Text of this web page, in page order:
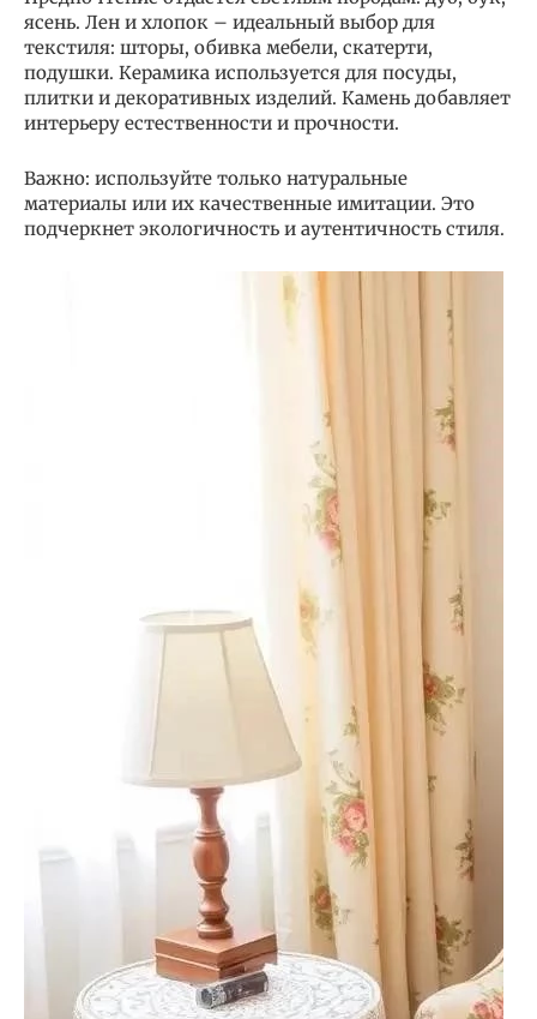
ясень. Лен и хлопок – идеальный выбор для
текстиля: шторы, обивка мебели, скатерти,
подушки. Керамика используется для посуды,
плитки и декоративных изделий. Камень добавляет
интерьеру естественности и прочности.
Важно: используйте только натуральные
материалы или их качественные имитации. Это
подчеркнет экологичность и аутентичность стиля.